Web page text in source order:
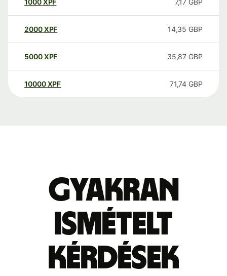
1000XPF 7,17 GBP
2000XPF 14,35 GBP
5000XPF 35,87 GBP
10000 XPF 71,74 GBP
Gyakran
ismételt
kérdések